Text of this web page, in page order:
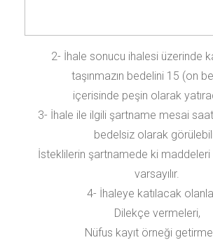
2- İhale sonucu ihalesi üzerinde
taşınmazın bedelini 15 (on
içerisinde peşin olarak
3- İhale ile ilgili şartname mesai
bedelsiz olarak
İsteklilerin şartnamede ki
varsayılır.
4- İhaleye katılacak
Dilekçe vermeleri,
Nüfus kayıt örneği